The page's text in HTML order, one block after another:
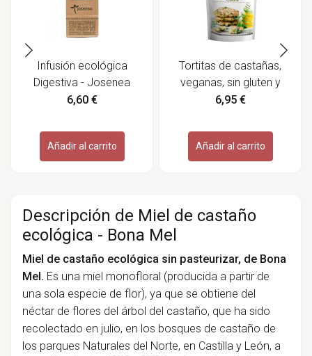
Infusión ecológica
Digestiva - Josenea
6,60 €
Añadir al carrito
Tortitas de castañas,
veganas, sin gluten y
ecológicas - Salud Viva
6,95 €
Añadir al carrito
Descripción de Miel de castaño
ecológica - Bona Mel
Miel de castaño ecológica sin pasteurizar, de Bona
Mel. Es una miel monofloral (producida a partir de
una sola especie de flor), ya que se obtiene del
néctar de flores del árbol del castaño, que ha sido
recolectado en julio, en los bosques de castaño de
los parques Naturales del Norte, en Castilla y León, a